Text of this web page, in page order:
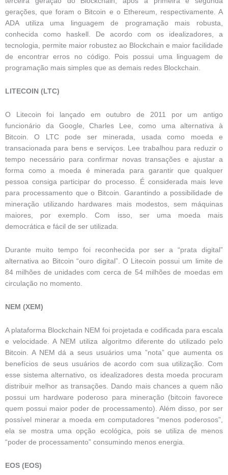
gerações, que foram o Bitcoin e o Ethereum, respectivamente. A
ADA utiliza uma linguagem de programação mais robusta,
conhecida como haskell. De acordo com os idealizadores, a
tecnologia, permite maior robustez ao Blockchain e maior facilidade
de encontrar erros no código. Pois possui uma linguagem de
programação mais simples que as demais redes Blockchain.
LITECOIN (LTC)
O Litecoin foi lançado em outubro de 2011 por um antigo
funcionário da Google, Charles Lee, como uma alternativa à
Bitcoin. O LTC pode ser minerada, usada como moeda e
transacionada para bens e serviços. Lee trabalhou para reduzir o
tempo necessário para confirmar novas transações e ajustar a
forma como a moeda é minerada para garantir que qualquer
pessoa consiga participar do processo. É considerada mais leve
para processamento que o Bitcoin. Garantindo a possibilidade de
mineração utilizando hardwares mais modestos, sem máquinas
maiores, por exemplo. Com isso, ser uma moeda mais
democrática e fácil de ser utilizada.
Durante muito tempo foi reconhecida por ser a “prata digital”
alternativa ao Bitcoin “ouro digital”. O Litecoin possui um limite de
84 milhões de unidades com cerca de 54 milhões de moedas em
circulação no momento.
NEM (XEM)
A plataforma Blockchain NEM foi projetada e codificada para escala
e velocidade. A NEM utiliza algoritmo diferente do utilizado pelo
Bitcoin. A NEM dá a seus usuários uma ”nota” que aumenta os
benefícios de seus usuários de acordo com sua utilização. Com
esse sistema alternativo, os idealizadores desta moeda procuram
distribuir melhor as transações. Dando mais chances a quem não
possui um hardware poderoso para mineração (bitcoin favorece
quem possui maior poder de processamento). Além disso, por ser
possível minerar a moeda em computadores “menos poderosos”,
ela se mostra uma opção ecológica, pois se utiliza de menos
“poder de processamento” consumindo menos energia.
EOS (EOS)